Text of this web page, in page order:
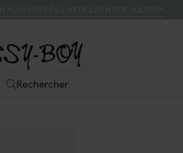
Rechercher